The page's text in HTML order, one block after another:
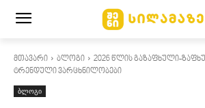
მთავარი ბლოგი
2026 წლის გაზაფხული-
ტრენდული ვარცხნილობები
ბლოგი